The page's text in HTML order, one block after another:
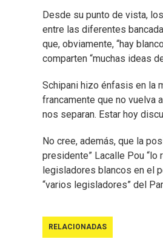
Desde su punto de vista,
entre las diferentes
que, obviamente, “hay
comparten “muchas ideas
Schipani hizo énfasis en la
francamente que no vuelva
nos separan. Estar hoy
No cree, además, que la
presidente” Lacalle Pou
legisladores blancos en el
“varios legisladores” del
RELACIONADAS